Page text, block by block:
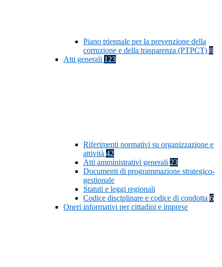
Piano triennale per la prevenzione della
corruzione e della trasparenza (PTPCT) 8
Atti generali 123
Riferimenti normativi su organizzazione e
attività 42
Atti amministrativi generali 23
Documenti di programmazione strategico-
gestionale
Statuti e leggi regionali
Codice disciplinare e codice di condotta 6
Oneri informativi per cittadini e imprese